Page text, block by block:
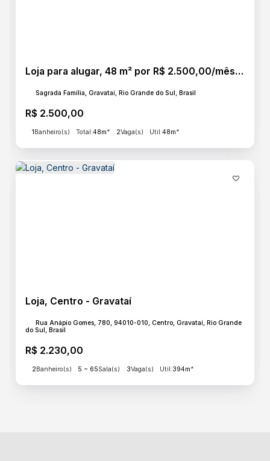
Loja para alugar, 48 m² por R$ 2.500,00/mês - Sagrada Família - Gravataí/RS
R$ 2.500,00
Sagrada Família, Gravataí, Rio Grande do Sul, Brasil
1Banheiro(s) Total:48m² 2Vaga(s) Útil:48m²
Loja, Centro - Gravataí
R$ 2.230,00
Rua Anápio Gomes, 780, 94010-010, Centro, Gravataí, Rio Grande
do Sul, Brasil
2Banheiro(s) 5 ~ 65Sala(s) 3Vaga(s) Útil:394m²